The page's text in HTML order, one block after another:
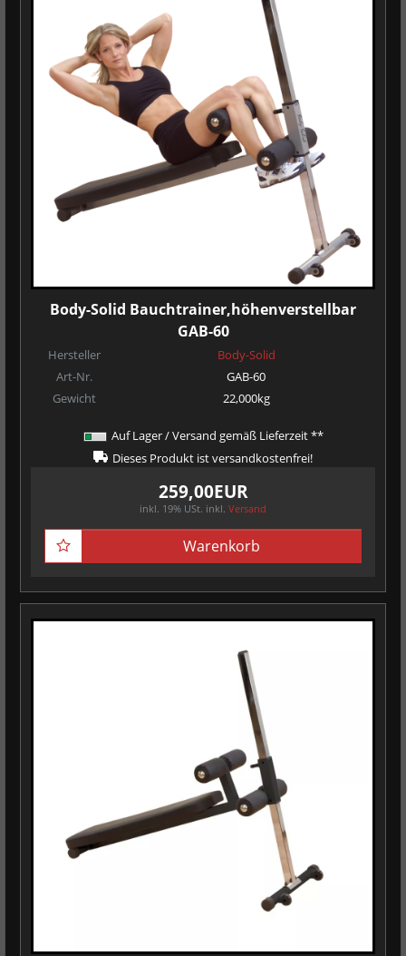
Body-Solid Bauchtrainer,höhenverstellbar
GAB-60
Hersteller
Body-Solid
Art-Nr.
GAB-60
Gewicht
22,000kg
Auf Lager / Versand gemäß Lieferzeit **
Dieses Produkt ist versandkostenfrei!
259,00EUR
inkl. 19% USt. inkl. Versand
Warenkorb